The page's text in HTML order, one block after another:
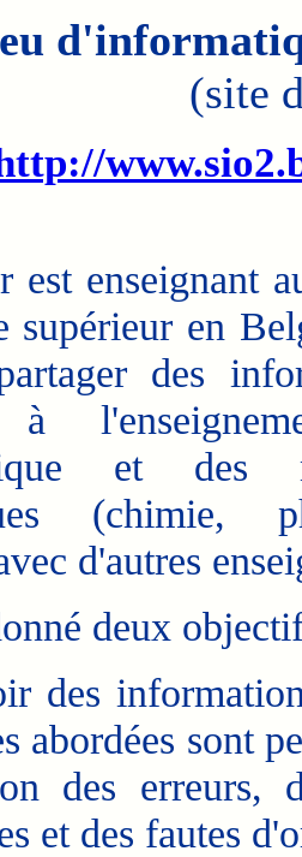
(site
enseignant
supérieur en
des
à
et des
(chimie,
d'autres
deux
des
abordées sont
des erreurs,
et des fautes